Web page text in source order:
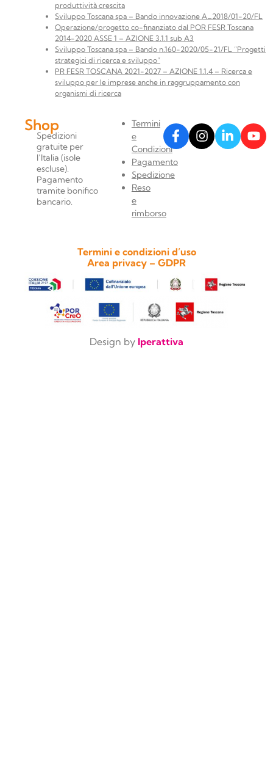
produttività crescita
Sviluppo Toscana spa – Bando innovazione A_2018/01-20/FL
Operazione/progetto co-finanziato dal POR FESR Toscana
2014-2020 ASSE 1 – AZIONE 3.1.1 sub A3
Sviluppo Toscana spa – Bando n.160-2020/05-21/FL “Progetti
strategici di ricerca e sviluppo”
PR FESR TOSCANA 2021-2027 – AZIONE 1.1.4 – Ricerca e
sviluppo per le imprese anche in raggruppamento con
organismi di ricerca
Shop
Spedizioni
gratuite per
l’Italia (isole
escluse).
Pagamento
tramite bonifico
bancario.
Termini
e
Condizioni
Pagamento
Spedizione
Reso
e
rimborso
Termini e condizioni d’uso
Area privacy – GDPR
Design by Iperattiva